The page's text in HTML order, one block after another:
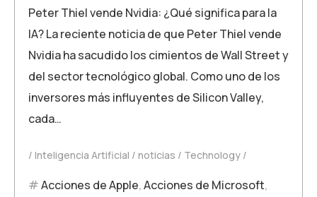
Peter Thiel vende Nvidia: ¿Qué significa para la
IA? La reciente noticia de que Peter Thiel vende
Nvidia ha sacudido los cimientos de Wall Street y
del sector tecnológico global. Como uno de los
inversores más influyentes de Silicon Valley,
cada…
Inteligencia Artificial noticias Technology
Acciones de Apple,Acciones de Microsoft,